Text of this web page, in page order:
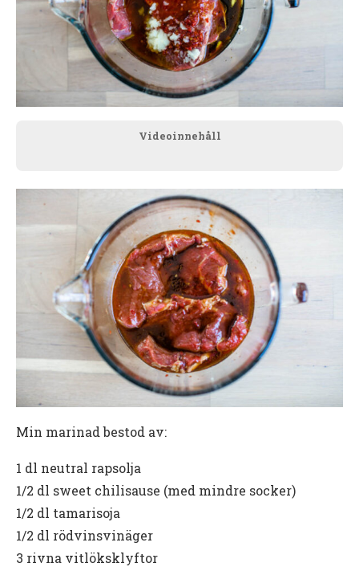
Videoinnehåll
Min marinad bestod av:
1 dl neutral rapsolja
1/2 dl sweet chilisause (med mindre socker)
1/2 dl tamarisoja
1/2 dl rödvinsvinäger
3 rivna vitlöksklyftor